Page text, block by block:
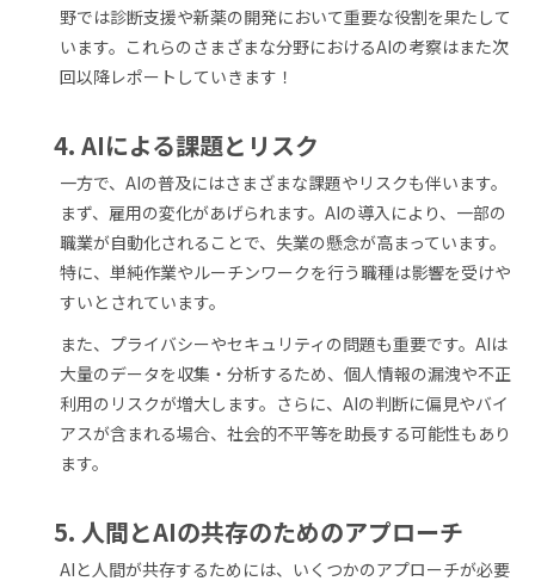
野では診断支援や新薬の開発において重要な役割を果たして
います。これらのさまざまな分野におけるAIの考察はまた次
回以降レポートしていきます！
4. AIによる課題とリスク
一方で、AIの普及にはさまざまな課題やリスクも伴います。
まず、雇用の変化があげられます。AIの導入により、一部の
職業が自動化されることで、失業の懸念が高まっています。
特に、単純作業やルーチンワークを行う職種は影響を受けや
すいとされています。
また、プライバシーやセキュリティの問題も重要です。AIは
大量のデータを収集・分析するため、個人情報の漏洩や不正
利用のリスクが増大します。さらに、AIの判断に偏見やバイ
アスが含まれる場合、社会的不平等を助長する可能性もあり
ます。
5. 人間とAIの共存のためのアプローチ
AIと人間が共存するためには、いくつかのアプローチが必要